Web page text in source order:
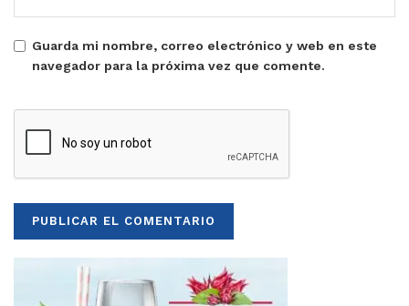
Guarda mi nombre, correo electrónico y web en este
navegador para la próxima vez que comente.